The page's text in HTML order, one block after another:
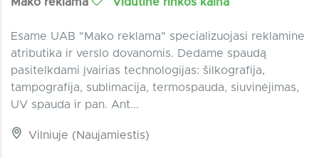
Esame UAB "Mako reklama" specializuojasi reklamine
atributika ir verslo dovanomis. Dedame spaudą
pasitelkdami įvairias technologijas: šilkografija,
tampografija, sublimacija, termospauda, siuvinėjimas,
UV spauda ir pan. Ant...
Vilniuje (Naujamiestis)